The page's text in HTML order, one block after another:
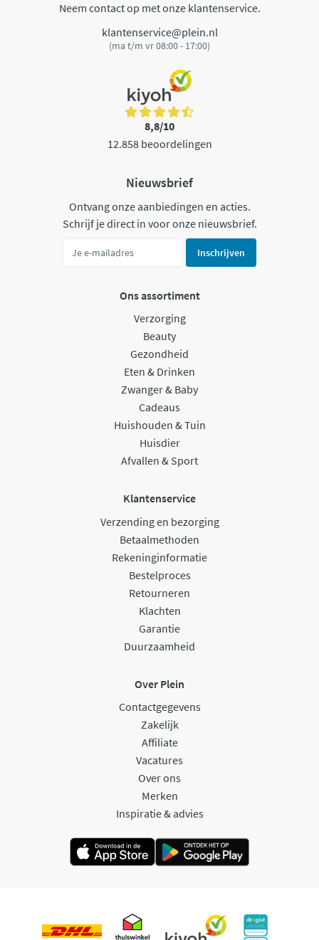
Neem contact op met onze klantenservice.
klantenservice@plein.nl
(ma t/m vr 08:00 - 17:00)
8,8/10
12.858 beoordelingen
Nieuwsbrief
Ontvang onze aanbiedingen en acties.
Schrijf je direct in voor onze nieuwsbrief.
Inschrijven
Ons assortiment
Verzorging
Beauty
Gezondheid
Eten & Drinken
Zwanger & Baby
Cadeaus
Huishouden & Tuin
Huisdier
Afvallen & Sport
Klantenservice
Verzending en bezorging
Betaalmethoden
Rekeninginformatie
Bestelproces
Retourneren
Klachten
Garantie
Duurzaamheid
Over Plein
Contactgegevens
Zakelijk
Affiliate
Vacatures
Over ons
Merken
Inspiratie & advies